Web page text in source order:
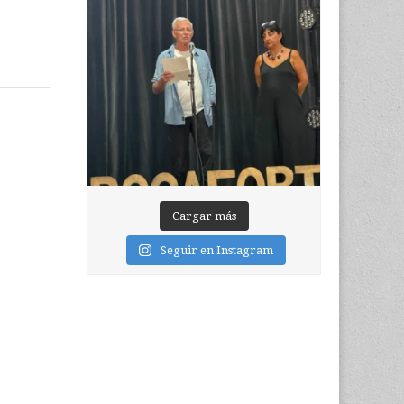
Cargar más
Seguir en Instagram